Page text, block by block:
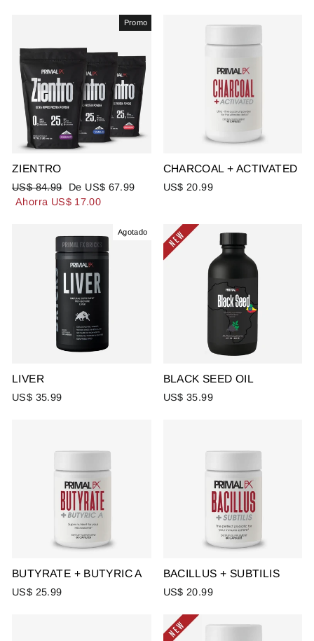
Promo
ZIENTRO
Precio
habitual
US$ 84.99
Precio
de
De US$ 67.99
Ahorra US$ 17.00
CHARCOAL + ACTIVATED
US$ 20.99
Agotado
LIVER
US$ 35.99
BLACK SEED OIL
US$ 35.99
BUTYRATE + BUTYRIC A
US$ 25.99
BACILLUS + SUBTILIS
US$ 20.99